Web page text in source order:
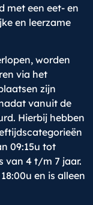
met een eet- en
en leerzame
worden
via het
zijn
vanuit de
Hierbij hebben
09:15u tot
van 4 t/m 7 jaar.
en is alleen